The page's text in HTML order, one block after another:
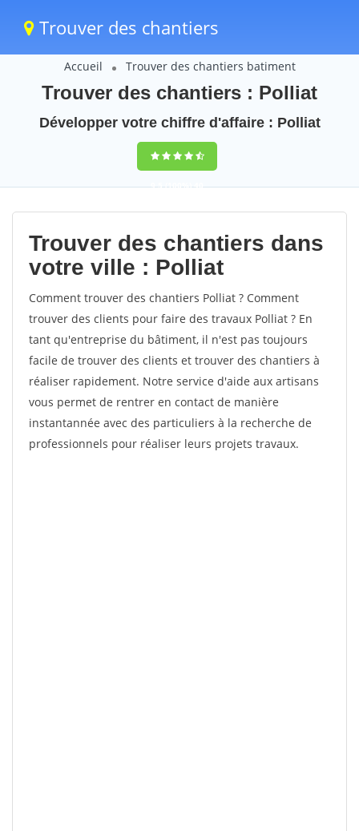
Trouver des chantiers
Accueil Trouver des chantiers batiment
Trouver des chantiers : Polliat
Développer votre chiffre d'affaire : Polliat
9,5(100%)40
votes
Trouver des chantiers dans
votre ville : Polliat
Comment trouver des chantiers Polliat ? Comment
trouver des clients pour faire des travaux Polliat ? En
tant qu'entreprise du bâtiment, il n'est pas toujours
facile de trouver des clients et trouver des chantiers à
réaliser rapidement. Notre service d'aide aux artisans
vous permet de rentrer en contact de manière
instantannée avec des particuliers à la recherche de
professionnels pour réaliser leurs projets travaux.